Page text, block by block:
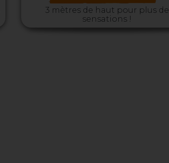
3 mètres de haut pour plus de
sensations !